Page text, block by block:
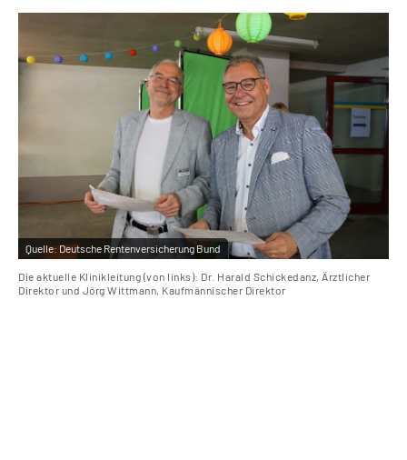
Quelle:Deutsche Rentenversicherung Bund
Die aktuelle Klinikleitung (von links): Dr. Harald Schickedanz, Ärztlicher
Direktor und Jörg Wittmann, Kaufmännischer Direktor